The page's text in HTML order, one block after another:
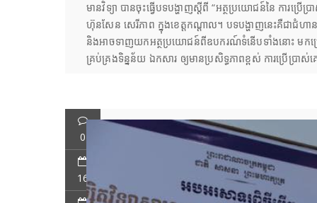
មានវិទ្យា បានចុះធ្វើបទបង្ហាញស្តីពី “អត្ថប្រយោជន៍នៃ ការ
ហ៊ុនសែន សេរីភាព ក្នុងខេត្តកណ្តាល។ បទបង្ហាញនេះគឺជា
និងអាចទាញយកអត្ថប្រយោជន៍ពីឧបករណ៍ទំនើបទាំងនោះ មកប្រើប្
គ្រប់គ្រងទិន្នន័យ ឯកសារ ឲ្យមានប្រសិទ្ធភាពខ្ពស់ ការប្រើប្រ
0
16